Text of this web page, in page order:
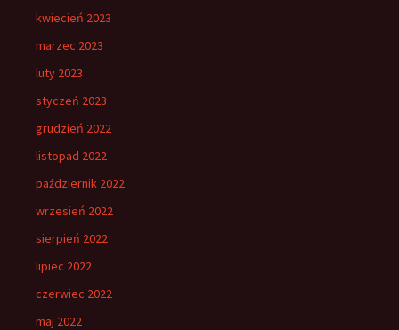
kwiecień 2023
marzec 2023
luty 2023
styczeń 2023
grudzień 2022
listopad 2022
październik 2022
wrzesień 2022
sierpień 2022
lipiec 2022
czerwiec 2022
maj 2022